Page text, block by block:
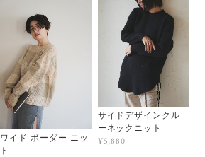
ワイド ボーダー ニッ
ト
サイドデザインクル
ーネックニット
¥5,880